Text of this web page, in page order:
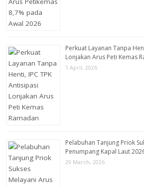
Perkuat Layanan Tanpa
Lonjakan Arus Peti Kemas
1 April, 2026
Pelabuhan Tanjung Priok
Penumpang Kapal Laut
29 March, 2026